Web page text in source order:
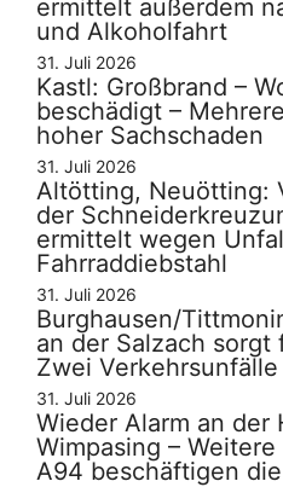
ermittelt außerdem
und Alkoholfahrt
31. Juli 2026
Kastl: Großbrand –
beschädigt –
hoher Sachschaden
31. Juli 2026
Altötting, Neuötting:
der
ermittelt wegen
Fahrraddiebstahl
31. Juli 2026
Burghausen/
an der Salzach sorgt
Zwei
31. Juli 2026
Wieder Alarm an der
Wimpasing –
A94 beschäftigen